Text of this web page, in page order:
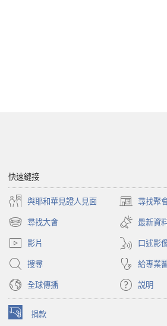
快速鏈接
與耶和華見證人見面 尋找聚
（開
啟
新
視
窗）
尋找大會
（開
啟
新
視
窗）
最新資
影片
口述影
搜尋
給專業
全球傳播
説明
捐款
（開